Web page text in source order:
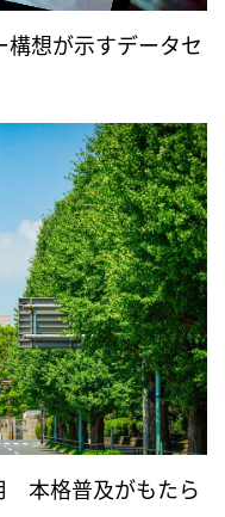
構想が示すデータセ
本格普及がもたら